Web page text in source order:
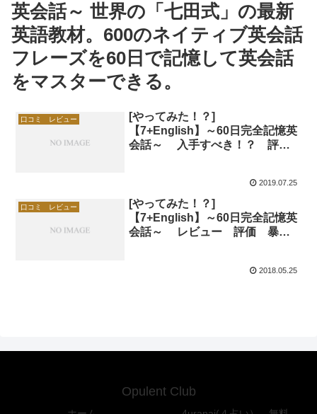
英会話～ 世界の「七田式」の最新
英語教材。600のネイティブ英会話
フレーズを60日で記憶して英会話
をマスターできる。
口コミ レビュー
[やってみた！？]
【7+English】～60日完全記憶英
会話～ 入手すべき！？ 評
2019.07.25
口コミ レビュー
[やってみた！？]
【7+English】～60日完全記憶英
会話～ レビュー 評価 暴
2018.05.25
Opulent Club